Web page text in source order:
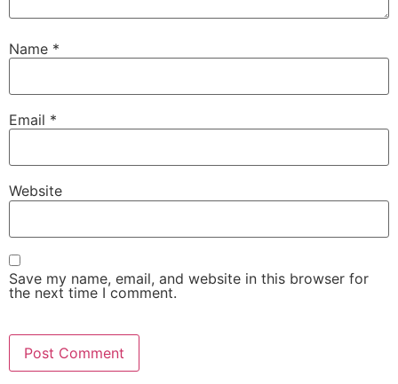
Name *
Email *
Website
Save my name, email, and website in this browser for
the next time I comment.